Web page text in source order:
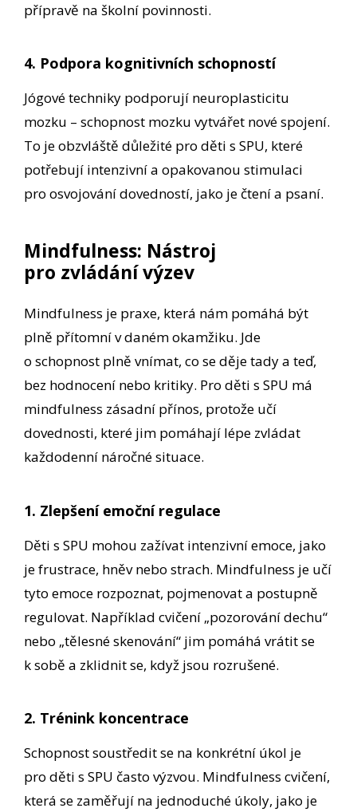
přípravě na školní povinnosti.
4. Podpora kognitivních schopností
Jógové techniky podporují neuroplasticitu
mozku – schopnost mozku vytvářet nové spojení.
To je obzvláště důležité pro děti s SPU, které
potřebují intenzivní a opakovanou stimulaci
pro osvojování dovedností, jako je čtení a psaní.
Mindfulness: Nástroj
pro zvládání výzev
Mindfulness je praxe, která nám pomáhá být
plně přítomní v daném okamžiku. Jde
o schopnost plně vnímat, co se děje tady a teď,
bez hodnocení nebo kritiky. Pro děti s SPU má
mindfulness zásadní přínos, protože učí
dovednosti, které jim pomáhají lépe zvládat
každodenní náročné situace.
1. Zlepšení emoční regulace
Děti s SPU mohou zažívat intenzivní emoce, jako
je frustrace, hněv nebo strach. Mindfulness je učí
tyto emoce rozpoznat, pojmenovat a postupně
regulovat. Například cvičení „pozorování dechu“
nebo „tělesné skenování“ jim pomáhá vrátit se
k sobě a zklidnit se, když jsou rozrušené.
2. Trénink koncentrace
Schopnost soustředit se na konkrétní úkol je
pro děti s SPU často výzvou. Mindfulness cvičení,
která se zaměřují na jednoduché úkoly, jako je